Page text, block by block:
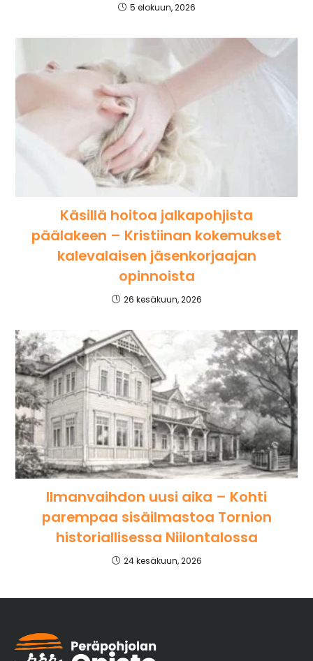
5 elokuun, 2026
Käsillä hoitoa jalkapohjista
päälakeen – Kristiinan kokemukset
kalevalaisen jäsenkorjaajan
opinnoista
26 kesäkuun, 2026
Ilmanvaihdon uusi aika – Kohti
parempaa sisäilmastoa Tornion
historiallisessa Niilontalossa
24 kesäkuun, 2026